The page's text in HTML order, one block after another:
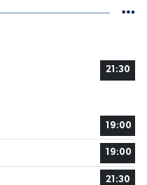
21:30
19:00
19:00
21:30